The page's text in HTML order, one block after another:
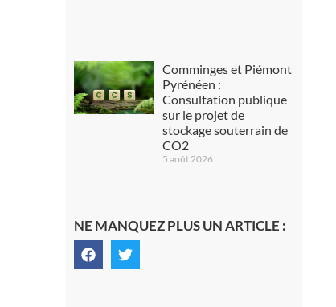
Comminges et Piémont
Pyrénéen :
Consultation publique
sur le projet de
stockage souterrain de
CO2
5 août 2026
NE MANQUEZ PLUS UN ARTICLE :